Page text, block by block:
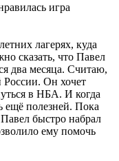
игра
лагерях, куда
сказать, что Павел
два месяца. Считаю,
Он хочет
в НБА. И когда
ещё полезней. Пока
быстро набрал
ему помочь